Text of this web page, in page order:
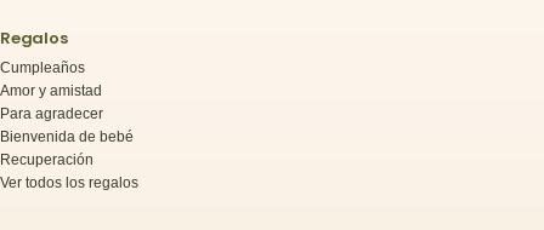
Regalos
Cumpleaños
Amor y amistad
Para agradecer
Bienvenida de bebé
Recuperación
Ver todos los regalos